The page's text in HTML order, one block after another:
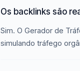
Os backlinks são
Sim. O Gerador de
simulando tráfego